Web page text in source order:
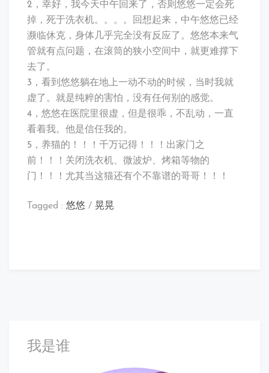
2，幸好，我今天中午回来了，否则悠悠一定会死
掉，死于洗衣机。。。。回想起来，中午悠悠已经
濒临休克，身体几乎完全没有反应了。悠悠本来气
管就有点问题，在滚筒的狭小空间中，就更难撑下
去了。
3，看到悠悠躺在地上一动不动的时候，当时我就
虚了。就是纯粹的害怕，没有任何别的感觉。
4，悠悠在医院里很虚，但是很乖，不乱动，一直
看着我。他是信任我的。
5，养猫的！！！千万记得！！！出家门之
前！！！关闭洗衣机、微波炉、烤箱等物的
门！！！尤其当这猫还有个不靠谱的哥哥！！！
Tagged : 悠悠 / 晃晃
我是谁